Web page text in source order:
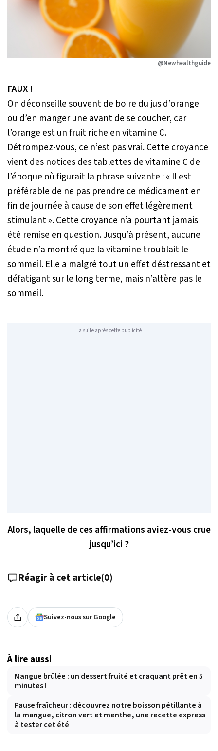
@Newhealthguide
FAUX !
On déconseille souvent de boire du jus d’orange
ou d’en manger une avant de se coucher, car
l’orange est un fruit riche en vitamine C.
Détrompez-vous, ce n’est pas vrai. Cette croyance
vient des notices des tablettes de vitamine C de
l’époque où figurait la phrase suivante : « Il est
préférable de ne pas prendre ce médicament en
fin de journée à cause de son effet légèrement
stimulant ». Cette croyance n’a pourtant jamais
été remise en question. Jusqu’à présent, aucune
étude n’a montré que la vitamine troublait le
sommeil. Elle a malgré tout un effet déstressant et
défatigant sur le long terme, mais n’altère pas le
sommeil.
La suite après cette publicité
Alors, laquelle de ces affirmations aviez-vous crue
jusqu’ici ?
Réagir à cet article(0)
Suivez-nous sur Google
À lire aussi
Mangue brûlée : un dessert fruité et craquant prêt en 5
minutes !
Pause fraîcheur : découvrez notre boisson pétillante à
la mangue, citron vert et menthe, une recette express
à tester cet été